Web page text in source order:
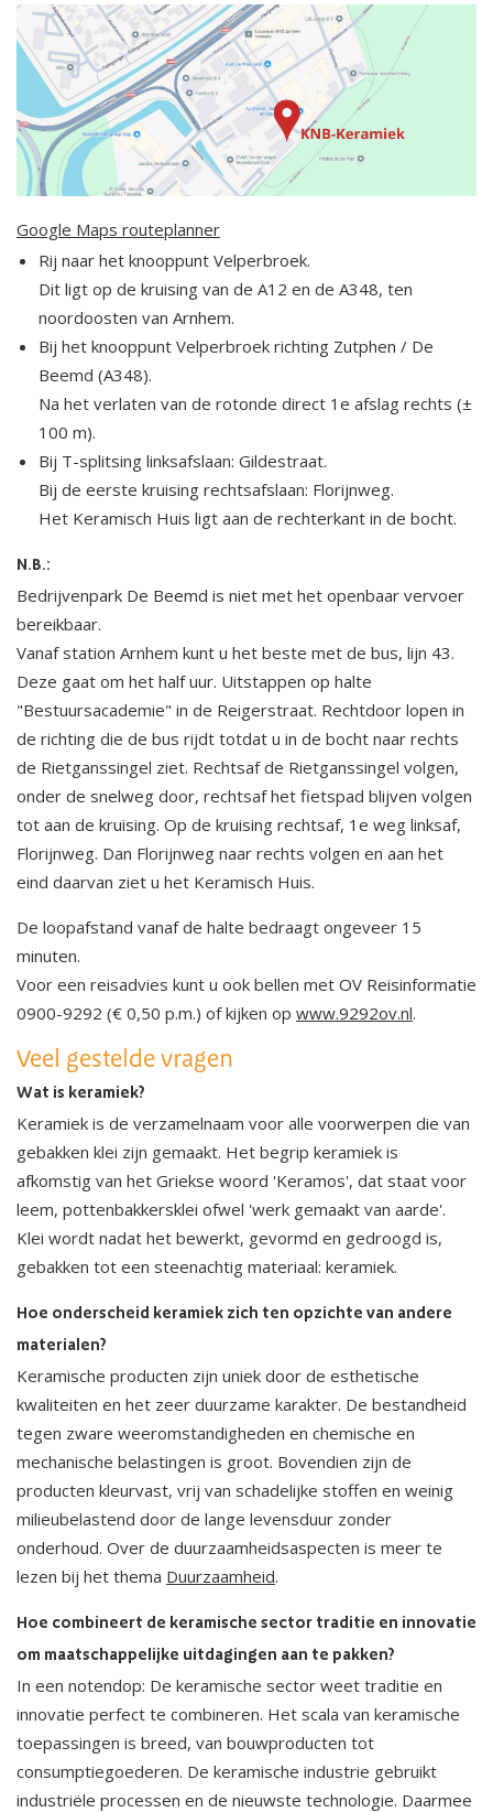
Google Maps routeplanner
Rij naar het knooppunt Velperbroek.
Dit ligt op de kruising van de A12 en de A348, ten
noordoosten van Arnhem.
Bij het knooppunt Velperbroek richting Zutphen / De
Beemd (A348).
Na het verlaten van de rotonde direct 1e afslag rechts (±
100 m).
Bij T-splitsing linksafslaan: Gildestraat.
Bij de eerste kruising rechtsafslaan: Florijnweg.
Het Keramisch Huis ligt aan de rechterkant in de bocht.
N.B.:
Bedrijvenpark De Beemd is niet met het openbaar vervoer
bereikbaar.
Vanaf station Arnhem kunt u het beste met de bus, lijn 43.
Deze gaat om het half uur. Uitstappen op halte
"Bestuursacademie" in de Reigerstraat. Rechtdoor lopen in
de richting die de bus rijdt totdat u in de bocht naar rechts
de Rietganssingel ziet. Rechtsaf de Rietganssingel volgen,
onder de snelweg door, rechtsaf het fietspad blijven volgen
tot aan de kruising. Op de kruising rechtsaf, 1e weg linksaf,
Florijnweg. Dan Florijnweg naar rechts volgen en aan het
eind daarvan ziet u het Keramisch Huis.
De loopafstand vanaf de halte bedraagt ongeveer 15
minuten.
Voor een reisadvies kunt u ook bellen met OV Reisinformatie
0900-9292 (€ 0,50 p.m.) of kijken op www.9292ov.nl.
Veel gestelde vragen
Wat is keramiek?
Keramiek is de verzamelnaam voor alle voorwerpen die van
gebakken klei zijn gemaakt. Het begrip keramiek is
afkomstig van het Griekse woord 'Keramos', dat staat voor
leem, pottenbakkersklei ofwel 'werk gemaakt van aarde'.
Klei wordt nadat het bewerkt, gevormd en gedroogd is,
gebakken tot een steenachtig materiaal: keramiek.
Hoe onderscheid keramiek zich ten opzichte van andere
materialen?
Keramische producten zijn uniek door de esthetische
kwaliteiten en het zeer duurzame karakter. De bestandheid
tegen zware weeromstandigheden en chemische en
mechanische belastingen is groot. Bovendien zijn de
producten kleurvast, vrij van schadelijke stoffen en weinig
milieubelastend door de lange levensduur zonder
onderhoud. Over de duurzaamheidsaspecten is meer te
lezen bij het thema Duurzaamheid.
Hoe combineert de keramische sector traditie en innovatie
om maatschappelijke uitdagingen aan te pakken?
In een notendop: De keramische sector weet traditie en
innovatie perfect te combineren. Het scala van keramische
toepassingen is breed, van bouwproducten tot
consumptiegoederen. De keramische industrie gebruikt
industriële processen en de nieuwste technologie. Daarmee